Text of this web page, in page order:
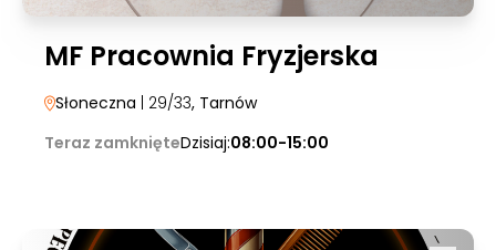
MF Pracownia Fryzjerska
Słoneczna | 29/33, Tarnów
Teraz zamknięteDzisiaj:08:00-15:00